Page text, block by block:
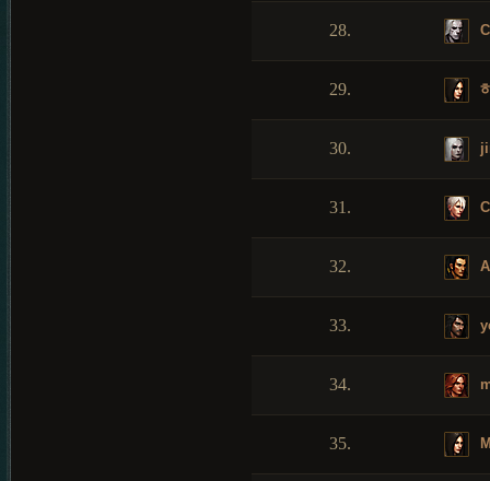
28.
29.
30.
31.
32.
33.
34.
35.